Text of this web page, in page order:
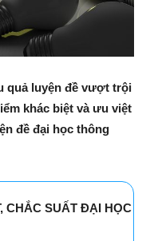
quả luyện đề vượt trội
khác biệt và ưu việt
đề đại học thông
CHẮC SUẤT ĐẠI HỌC